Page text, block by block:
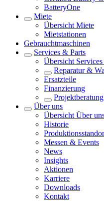
BatteryOne
Miete
Übersicht Miete
Mietstationen
Gebrauchtmaschinen
Services & Parts
Übersicht
Reparatur &
Ersatzteile
Finanzierung
Über uns
Übersicht Über
Historie
Messen & Events
News
Insights
Aktionen
Karriere
Downloads
Kontakt